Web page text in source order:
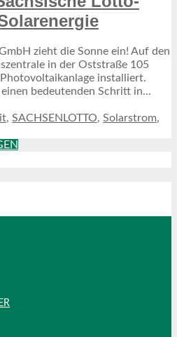
zieht die Sonne ein! Auf den
in der Oststraße 105
installiert.
bedeutenden Schritt in...
, SACHSENLOTTO, Solarstrom,